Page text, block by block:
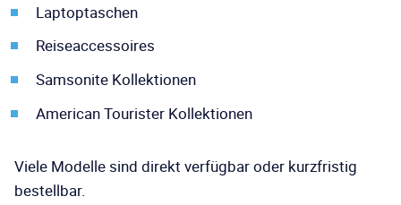
Laptoptaschen
Reiseaccessoires
Samsonite Kollektionen
American Tourister Kollektionen
Viele Modelle sind direkt verfügbar oder kurzfristig
bestellbar.